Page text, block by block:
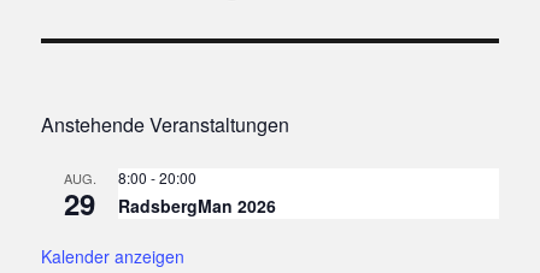
Anstehende Veranstaltungen
AUG.
29
8:00 -20:00
RadsbergMan 2026
Kalender anzeigen